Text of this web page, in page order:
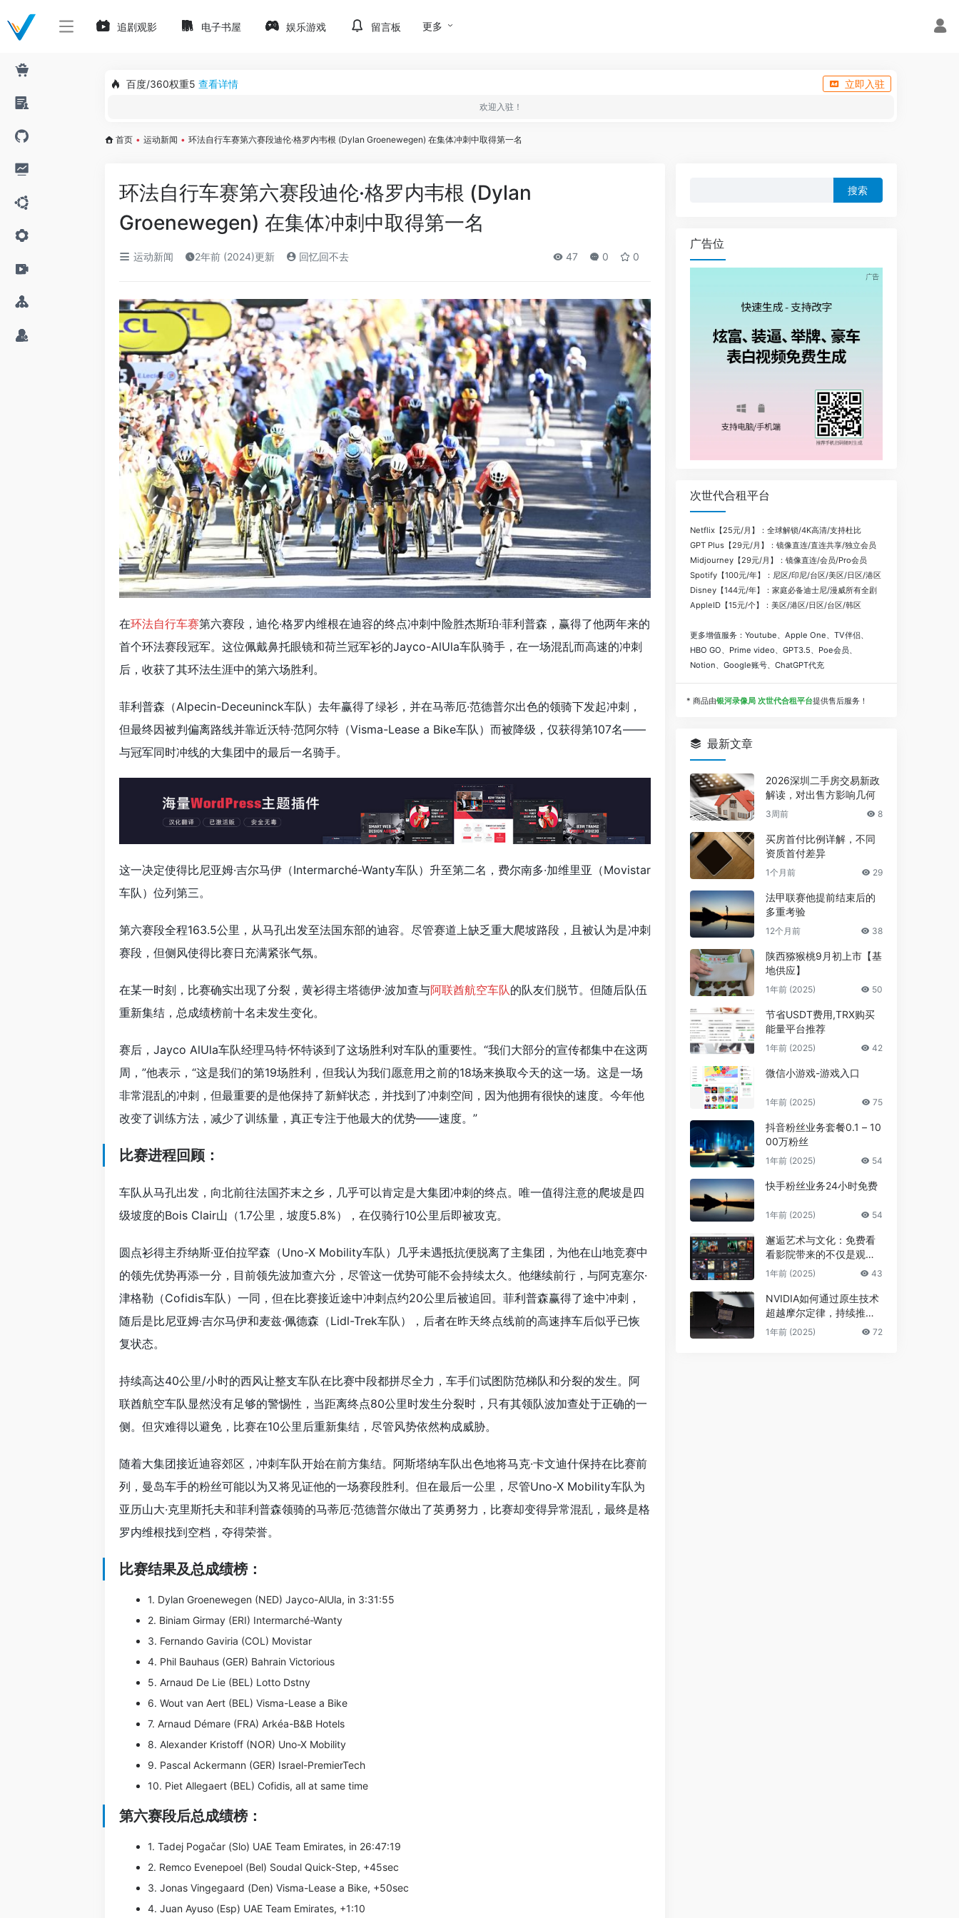
追剧观影 电子书屋 娱乐游戏 留言板 更多
百度/360权重5 查看详情 立即入驻
欢迎入驻！
首页 • 运动新闻 • 环法自行车赛第六赛段迪伦·格罗内韦根 (Dylan Groenewegen) 在集体冲刺中取得第一名
环法自行车赛第六赛段迪伦·格罗内韦根 (Dylan
Groenewegen) 在集体冲刺中取得第一名
运动新闻 2年前 (2024)更新 回忆回不去 47 0 0
在环法自行车赛第六赛段，迪伦·格罗内维根在迪容的终点冲刺中险胜杰斯珀·菲利普森，赢得了他两年来的
首个环法赛段冠军。这位佩戴鼻托眼镜和荷兰冠军衫的Jayco-AlUla车队骑手，在一场混乱而高速的冲刺
后，收获了其环法生涯中的第六场胜利。
菲利普森（Alpecin-Deceuninck车队）去年赢得了绿衫，并在马蒂厄·范德普尔出色的领骑下发起冲刺，
但最终因被判偏离路线并靠近沃特·范阿尔特（Visma-Lease a Bike车队）而被降级，仅获得第107名——
与冠军同时冲线的大集团中的最后一名骑手。
这一决定使得比尼亚姆·吉尔马伊（Intermarché-Wanty车队）升至第二名，费尔南多·加维里亚（Movistar
车队）位列第三。
第六赛段全程163.5公里，从马孔出发至法国东部的迪容。尽管赛道上缺乏重大爬坡路段，且被认为是冲刺
赛段，但侧风使得比赛日充满紧张气氛。
在某一时刻，比赛确实出现了分裂，黄衫得主塔德伊·波加查与阿联酋航空车队的队友们脱节。但随后队伍
重新集结，总成绩榜前十名未发生变化。
赛后，Jayco AlUla车队经理马特·怀特谈到了这场胜利对车队的重要性。“我们大部分的宣传都集中在这两
周，”他表示，“这是我们的第19场胜利，但我认为我们愿意用之前的18场来换取今天的这一场。这是一场
非常混乱的冲刺，但最重要的是他保持了新鲜状态，并找到了冲刺空间，因为他拥有很快的速度。今年他
改变了训练方法，减少了训练量，真正专注于他最大的优势——速度。”
比赛进程回顾：
车队从马孔出发，向北前往法国芥末之乡，几乎可以肯定是大集团冲刺的终点。唯一值得注意的爬坡是四
级坡度的Bois Clair山（1.7公里，坡度5.8%），在仅骑行10公里后即被攻克。
圆点衫得主乔纳斯·亚伯拉罕森（Uno-X Mobility车队）几乎未遇抵抗便脱离了主集团，为他在山地竞赛中
的领先优势再添一分，目前领先波加查六分，尽管这一优势可能不会持续太久。他继续前行，与阿克塞尔·
津格勒（Cofidis车队）一同，但在比赛接近途中冲刺点约20公里后被追回。菲利普森赢得了途中冲刺，
随后是比尼亚姆·吉尔马伊和麦兹·佩德森（Lidl-Trek车队），后者在昨天终点线前的高速摔车后似乎已恢
复状态。
持续高达40公里/小时的西风让整支车队在比赛中段都拼尽全力，车手们试图防范梯队和分裂的发生。阿
联酋航空车队显然没有足够的警惕性，当距离终点80公里时发生分裂时，只有其领队波加查处于正确的一
侧。但灾难得以避免，比赛在10公里后重新集结，尽管风势依然构成威胁。
随着大集团接近迪容郊区，冲刺车队开始在前方集结。阿斯塔纳车队出色地将马克·卡文迪什保持在比赛前
列，曼岛车手的粉丝可能以为又将见证他的一场赛段胜利。但在最后一公里，尽管Uno-X Mobility车队为
亚历山大·克里斯托夫和菲利普森领骑的马蒂厄·范德普尔做出了英勇努力，比赛却变得异常混乱，最终是格
罗内维根找到空档，夺得荣誉。
比赛结果及总成绩榜：
1. Dylan Groenewegen (NED) Jayco-AlUla, in 3:31:55
2. Biniam Girmay (ERI) Intermarché-Wanty
3. Fernando Gaviria (COL) Movistar
4. Phil Bauhaus (GER) Bahrain Victorious
5. Arnaud De Lie (BEL) Lotto Dstny
6. Wout van Aert (BEL) Visma-Lease a Bike
7. Arnaud Démare (FRA) Arkéa-B&B Hotels
8. Alexander Kristoff (NOR) Uno-X Mobility
9. Pascal Ackermann (GER) Israel-PremierTech
10. Piet Allegaert (BEL) Cofidis, all at same time
第六赛段后总成绩榜：
1. Tadej Pogačar (Slo) UAE Team Emirates, in 26:47:19
2. Remco Evenepoel (Bel) Soudal Quick-Step, +45sec
3. Jonas Vingegaard (Den) Visma-Lease a Bike, +50sec
4. Juan Ayuso (Esp) UAE Team Emirates, +1:10
广告位
次世代合租平台
Netflix【25元/月】：全球解锁/4K高清/支持杜比
GPT Plus【29元/月】：镜像直连/直连共享/独立会员
Midjourney【29元/月】：镜像直连/会员/Pro会员
Spotify【100元/年】：尼区/印尼/台区/美区/日区/港区
Disney【144元/年】：家庭必备迪士尼/漫威所有全剧
AppleID【15元/个】：美区/港区/日区/台区/韩区
更多增值服务：Youtube、Apple One、TV伴侣、
HBO GO、Prime video、GPT3.5、Poe会员、
Notion、Google账号、ChatGPT代充
* 商品由银河录像局 次世代合租平台提供售后服务！
最新文章
2026深圳二手房交易新政
解读，对出售方影响几何
3周前 8
买房首付比例详解，不同
资质首付差异
1个月前 29
法甲联赛他提前结束后的
多重考验
12个月前 38
陕西猕猴桃9月初上市【基
地供应】
1年前 (2025) 50
节省USDT费用,TRX购买
能量平台推荐
1年前 (2025) 42
微信小游戏-游戏入口
1年前 (2025) 75
抖音粉丝业务套餐0.1 – 10
00万粉丝
1年前 (2025) 54
快手粉丝业务24小时免费
1年前 (2025) 54
邂逅艺术与文化：免费看
看影院带来的不仅是观影
享受，更是精神的共鸣
1年前 (2025) 43
NVIDIA如何通过原生技术
超越摩尔定律，持续推进A
I发展
1年前 (2025) 72